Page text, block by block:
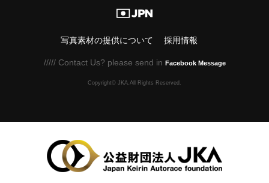
写真素材の提供について 採用情報
///// Contact Us? please send in Facebook Message
Copyright© JKA.All Rights Reserved.